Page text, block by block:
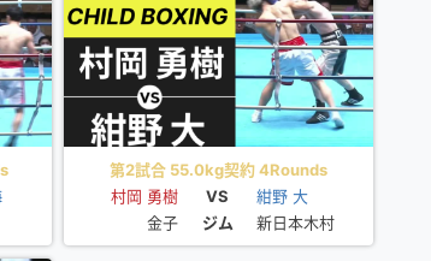
第2試合 55.0kg契約 4Rounds
村岡 勇樹
VS
紺野 大
金子
ジム 新日本木村